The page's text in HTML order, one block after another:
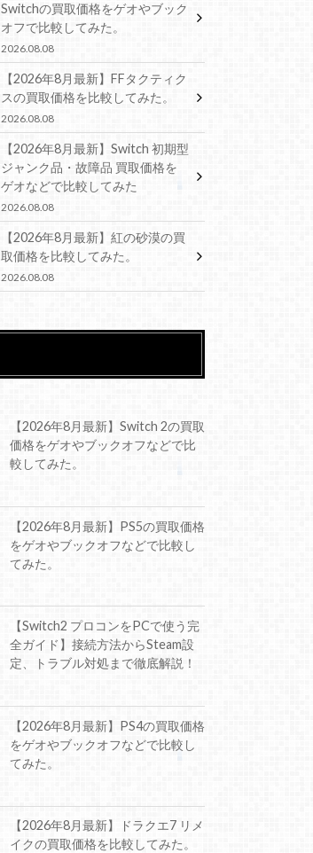
Switchの買取価格をゲオやブック
オフで比較してみた。
2026.08.08
【2026年8月最新】FFタクティク
スの買取価格を比較してみた。
2026.08.08
【2026年8月最新】Switch 初期型
ジャンク品・故障品 買取価格を
ゲオなどで比較してみた
2026.08.08
【2026年8月最新】紅の砂漠の買
取価格を比較してみた。
2026.08.08
【2026年8月最新】Switch 2の買取
価格をゲオやブックオフなどで比
較してみた。
【2026年8月最新】PS5の買取価格
をゲオやブックオフなどで比較し
てみた。
【Switch2 プロコンをPCで使う完
全ガイド】接続方法からSteam設
定、トラブル対処まで徹底解説！
【2026年8月最新】PS4の買取価格
をゲオやブックオフなどで比較し
てみた。
【2026年8月最新】ドラクエ7 リメ
イクの買取価格を比較してみた。